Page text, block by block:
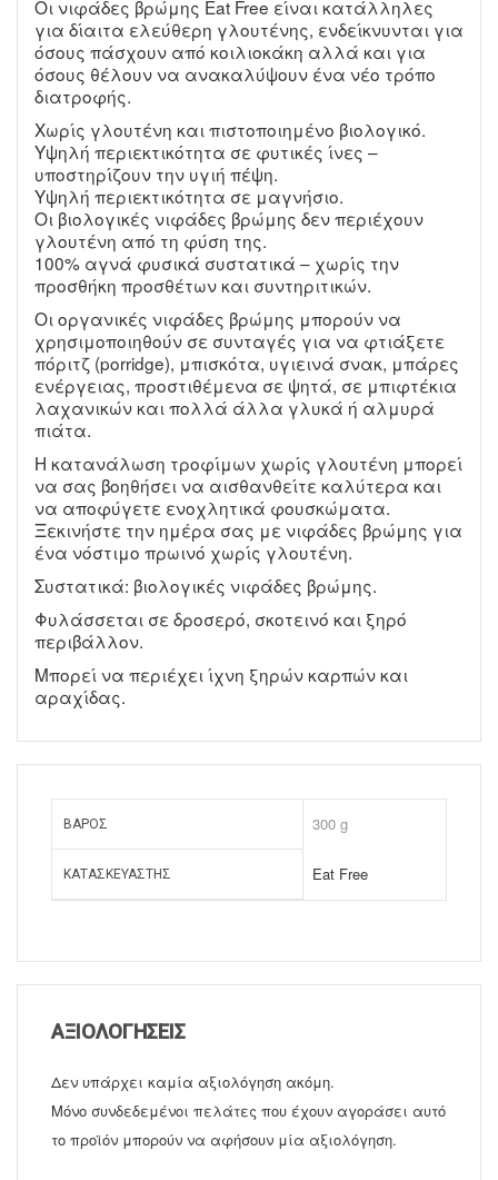
Οι νιφάδες βρώμης Eat Free είναι κατάλληλες
για δίαιτα ελεύθερη γλουτένης, ενδείκνυνται για
όσους πάσχουν από κοιλιοκάκη αλλά και για
όσους θέλουν να ανακαλύψουν ένα νέο τρόπο
διατροφής.
Χωρίς γλουτένη και πιστοποιημένο βιολογικό.
Υψηλή περιεκτικότητα σε φυτικές ίνες –
υποστηρίζουν την υγιή πέψη.
Υψηλή περιεκτικότητα σε μαγνήσιο.
Οι βιολογικές νιφάδες βρώμης δεν περιέχουν
γλουτένη από τη φύση της.
100% αγνά φυσικά συστατικά – χωρίς την
προσθήκη προσθέτων και συντηριτικών.
Οι οργανικές νιφάδες βρώμης μπορούν να
χρησιμοποιηθούν σε συνταγές για να φτιάξετε
πόριτζ (porridge), μπισκότα, υγιεινά σνακ, μπάρες
ενέργειας, προστιθέμενα σε ψητά, σε μπιφτέκια
λαχανικών και πολλά άλλα γλυκά ή αλμυρά
πιάτα.
Η κατανάλωση τροφίμων χωρίς γλουτένη μπορεί
να σας βοηθήσει να αισθανθείτε καλύτερα και
να αποφύγετε ενοχλητικά φουσκώματα.
Ξεκινήστε την ημέρα σας με νιφάδες βρώμης για
ένα νόστιμο πρωινό χωρίς γλουτένη.
Συστατικά: βιολογικές νιφάδες βρώμης.
Φυλάσσεται σε δροσερό, σκοτεινό και ξηρό
περιβάλλον.
Μπορεί να περιέχει ίχνη ξηρών καρπών και
αραχίδας.
ΒΆΡΟΣ 300 g
ΚΑΤΑΣΚΕΥΑΣΤΉΣ Eat Free
ΑΞΙΟΛΟΓΉΣΕΙΣ
Δεν υπάρχει καμία αξιολόγηση ακόμη.
Μόνο συνδεδεμένοι πελάτες που έχουν αγοράσει αυτό
το προϊόν μπορούν να αφήσουν μία αξιολόγηση.